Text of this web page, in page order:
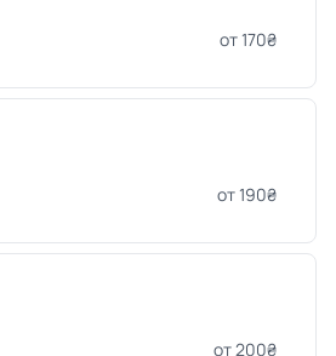
от 170₴
от 190₴
от 200₴